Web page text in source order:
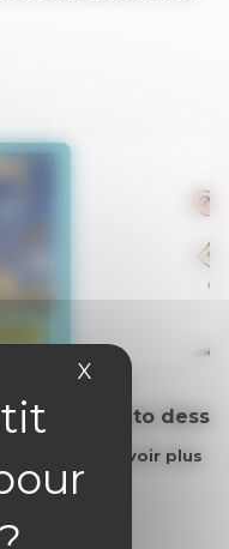
X Masquer le
VIDEOS
Le tuto
En savoir plus